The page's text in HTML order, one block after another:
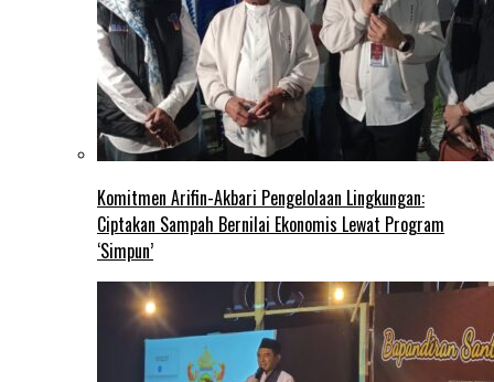
Komitmen Arifin-Akbari Pengelolaan Lingkungan:
Ciptakan Sampah Bernilai Ekonomis Lewat Program
‘Simpun’